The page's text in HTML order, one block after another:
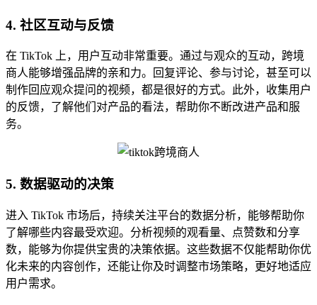
4. 社区互动与反馈
在 TikTok 上，用户互动非常重要。通过与观众的互动，跨境
商人能够增强品牌的亲和力。回复评论、参与讨论，甚至可以
制作回应观众提问的视频，都是很好的方式。此外，收集用户
的反馈，了解他们对产品的看法，帮助你不断改进产品和服
务。
5. 数据驱动的决策
进入 TikTok 市场后，持续关注平台的数据分析，能够帮助你
了解哪些内容最受欢迎。分析视频的观看量、点赞数和分享
数，能够为你提供宝贵的决策依据。这些数据不仅能帮助你优
化未来的内容创作，还能让你及时调整市场策略，更好地适应
用户需求。